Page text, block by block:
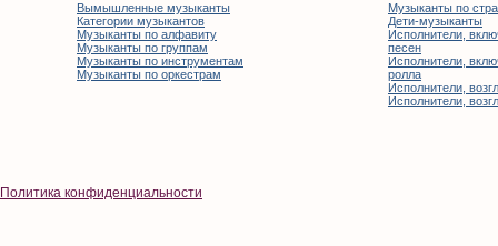
Вымышленные музыканты
Категории музыкантов
Музыканты по алфавиту
Музыканты по группам
Музыканты по инструментам
Музыканты по оркестрам
Музыканты по
Дети-музыканты
Исполнители,
песен
Исполнители,
ролла
Исполнители,
Исполнители,
Политика конфиденциальности